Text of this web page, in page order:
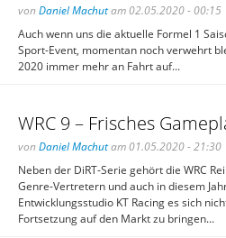
von Daniel Machutam 02.05.2020 - 00:15
Auch wenn uns die aktuelle Formel 1
Sport-Event, momentan noch verwehrt
2020 immer mehr an Fahrt auf...
WRC 9 – Frisches
von Daniel Machutam 01.05.2020 - 21:30
Neben der DiRT-Serie gehört die WRC
Genre-Vertretern und auch in diesem
Entwicklungsstudio KT Racing es sich
Fortsetzung auf den Markt zu bringen...